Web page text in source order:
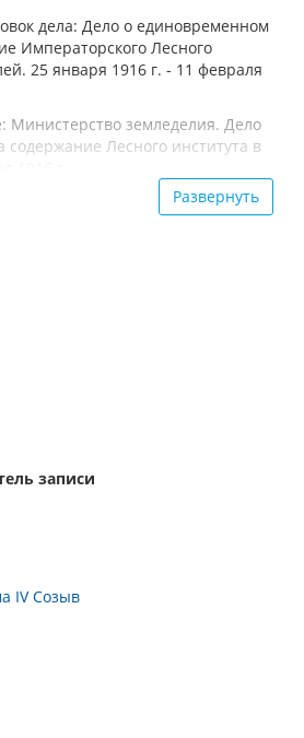
дела: Дело о единовременном
Императорского Лесного
25 января 1916 г. - 11 февраля
Министерство земледелия. Дело
содержание Лесного института в
с рукописными пометамиРазвернуть
записи
IV Cозыв